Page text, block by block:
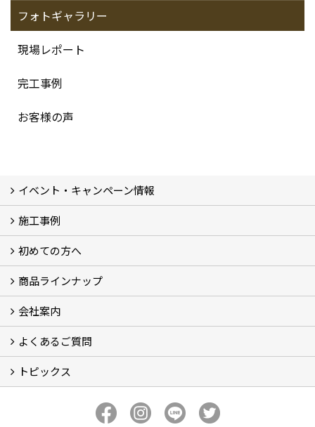
フォトギャラリー
現場レポート
完工事例
お客様の声
イベント・キャンペーン情報
イベント予告
イベント報告
キャンペーン
こどもみらい住宅支援事業
施工事例
フォトギャラリー
現場レポート
完工事例
お客様の声
初めての方へ
コンセプト
ハウテックが選ばれる訳
リフォームの流れ
ショールームについてのご案内
商品ラインナップ
キッチン (5)
バスルーム (4)
ランドリールーム（洗面所）
レストルーム（トイレ） (2)
FRS工法 (2)
会社案内
会社概要
アクセス
スタッフ紹介
スタッフブログ
プライバシーポリシー
よくあるご質問
お住いのリフォーム（水廻り） (10)
お住いのリフォーム（水廻り以外） (2)
その他 (6)
トピックス
ハウテックのかわら版【ハウテックNEWS】
私の推し！心底好きな住設機器
おうち時間のお悩みをリフォームで解決！